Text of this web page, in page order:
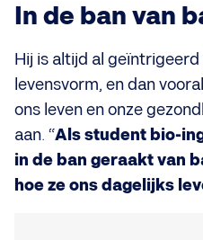
In de ban van
Hij is altijd al
levensvorm, en dan
ons leven en onze
aan. “Als student bio-
in de ban geraakt van
hoe ze ons dagelijks